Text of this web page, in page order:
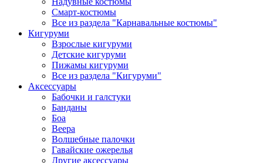
Смарт-костюмы
Все из раздела "Карнавальные костюмы"
Кигуруми
Взрослые кигуруми
Детские кигуруми
Пижамы кигуруми
Все из раздела "Кигуруми"
Аксессуары
Бабочки и галстуки
Банданы
Боа
Веера
Волшебные палочки
Гавайские ожерелья
Другие аксессуары